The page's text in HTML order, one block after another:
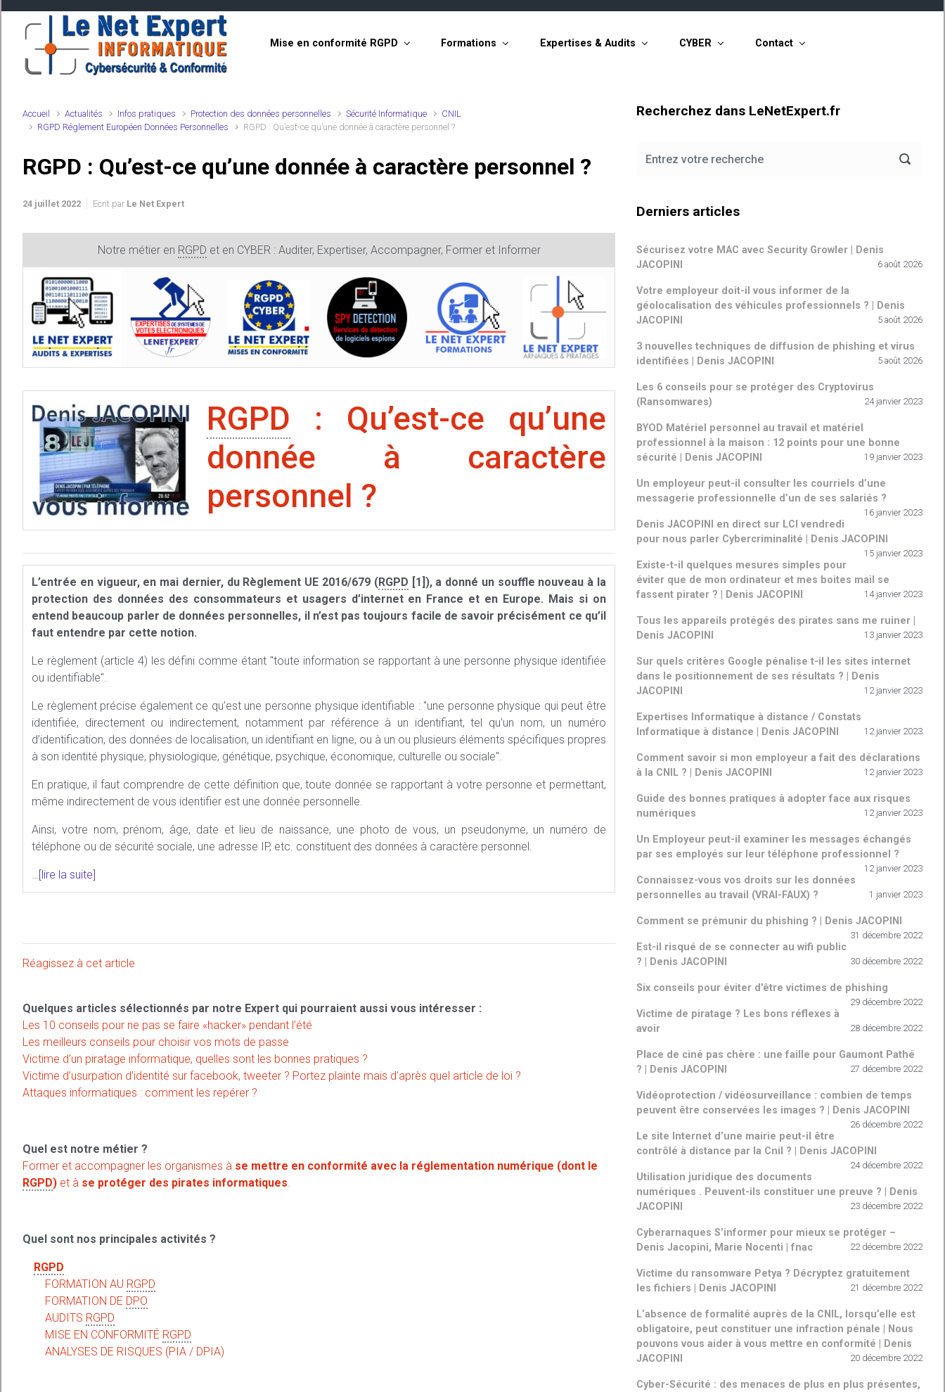
Skip to main content
Mise en conformité RGPD Formations Expertises & Audits CYBER Contact
Accueil Actualités Infos pratiques Protection des données personnelles Sécurité Informatique
CNIL
RGPD Réglement Européen Données Personnelles
RGPD : Qu’est-ce qu’une donnée à caractère personnel ?
RGPD : Qu’est-ce qu’une donnée à caractère personnel ?
24 juillet 2022 Ecrit par Le Net Expert
Notre métier en RGPD et en CYBER : Auditer, Expertiser, Accompagner, Former et Informer
RGPD : Qu’est-ce qu’une
donnée à caractère
personnel ?
L’entrée en vigueur, en mai dernier, du Règlement UE 2016/679 (RGPD [1]), a donné un souffle nouveau à la
protection des données des consommateurs et usagers d’internet en France et en Europe. Mais si on
entend beaucoup parler de données personnelles, il n’est pas toujours facile de savoir précisément ce qu’il
faut entendre par cette notion.
Le règlement (article 4) les défini comme étant toute information se rapportant à une personne physique identifiée
ou identifiable .
Le règlement précise également ce qu’est une personne physique identifiable : une personne physique qui peut être
identifiée, directement ou indirectement, notamment par référence à un identifiant, tel qu’un nom, un numéro
d’identification, des données de localisation, un identifiant en ligne, ou à un ou plusieurs éléments spécifiques propres
à son identité physique, physiologique, génétique, psychique, économique, culturelle ou sociale .
En pratique, il faut comprendre de cette définition que, toute donnée se rapportant à votre personne et permettant,
même indirectement de vous identifier est une donnée personnelle.
Ainsi, votre nom, prénom, âge, date et lieu de naissance, une photo de vous, un pseudonyme, un numéro de
téléphone ou de sécurité sociale, une adresse IP, etc. constituent des données à caractère personnel.
…[lire la suite]
Réagissez à cet article
Quelques articles sélectionnés par notre Expert qui pourraient aussi vous intéresser :
Les 10 conseils pour ne pas se faire «hacker» pendant l’été
Les meilleurs conseils pour choisir vos mots de passe
Victime d'un piratage informatique, quelles sont les bonnes pratiques ?
Victime d’usurpation d’identité sur facebook, tweeter ? Portez plainte mais d’après quel article de loi ?
Attaques informatiques : comment les repérer ?
Quel est notre métier ?
Former et accompagner les organismes à se mettre en conformité avec la réglementation numérique (dont le
RGPD) et à se protéger des pirates informatiques.
Quel sont nos principales activités ?
RGPD
FORMATION AU RGPD
FORMATION DE DPO
AUDITS RGPD
MISE EN CONFORMITÉ RGPD
ANALYSES DE RISQUES (PIA / DPIA)
Recherchez dans LeNetExpert.fr
Derniers articles
Sécurisez votre MAC avec Security Growler | Denis
JACOPINI
6 août 2026
Votre employeur doit-il vous informer de la
géolocalisation des véhicules professionnels ? | Denis
JACOPINI
5 août 2026
3 nouvelles techniques de diffusion de phishing et virus
identifiées | Denis JACOPINI
5 août 2026
Les 6 conseils pour se protéger des Cryptovirus
(Ransomwares)
24 janvier 2023
BYOD Matériel personnel au travail et matériel
professionnel à la maison : 12 points pour une bonne
sécurité | Denis JACOPINI
19 janvier 2023
Un employeur peut-il consulter les courriels d’une
messagerie professionnelle d’un de ses salariés ?
16 janvier 2023
Denis JACOPINI en direct sur LCI vendredi
pour nous parler Cybercriminalité | Denis JACOPINI
15 janvier 2023
Existe-t-il quelques mesures simples pour
éviter que de mon ordinateur et mes boites mail se
fassent pirater ? | Denis JACOPINI
14 janvier 2023
Tous les appareils protégés des pirates sans me ruiner |
Denis JACOPINI
13 janvier 2023
Sur quels critères Google pénalise t-il les sites internet
dans le positionnement de ses résultats ? | Denis
JACOPINI
12 janvier 2023
Expertises Informatique à distance / Constats
Informatique à distance | Denis JACOPINI
12 janvier 2023
Comment savoir si mon employeur a fait des déclarations
à la CNIL ? | Denis JACOPINI
12 janvier 2023
Guide des bonnes pratiques à adopter face aux risques
numériques
12 janvier 2023
Un Employeur peut-il examiner les messages échangés
par ses employés sur leur téléphone professionnel ?
12 janvier 2023
Connaissez-vous vos droits sur les données
personnelles au travail (VRAI-FAUX) ?
1 janvier 2023
Comment se prémunir du phishing ? | Denis JACOPINI
31 décembre 2022
Est-il risqué de se connecter au wifi public
? | Denis JACOPINI
30 décembre 2022
Six conseils pour éviter d’être victimes de phishing
29 décembre 2022
Victime de piratage ? Les bons réflexes à
avoir
28 décembre 2022
Place de ciné pas chère : une faille pour Gaumont Pathé
? | Denis JACOPINI
27 décembre 2022
Vidéoprotection / vidéosurveillance : combien de temps
peuvent être conservées les images ? | Denis JACOPINI
26 décembre 2022
Le site Internet d’une mairie peut-il être
contrôlé à distance par la Cnil ? | Denis JACOPINI
24 décembre 2022
Utilisation juridique des documents
numériques . Peuvent-ils constituer une preuve ? | Denis
JACOPINI
23 décembre 2022
Cyberarnaques S’informer pour mieux se protéger –
Denis Jacopini, Marie Nocenti | fnac
22 décembre 2022
Victime du ransomware Petya ? Décryptez gratuitement
les fichiers | Denis JACOPINI
21 décembre 2022
L’absence de formalité auprès de la CNIL, lorsqu’elle est
obligatoire, peut constituer une infraction pénale | Nous
pouvons vous aider à vous mettre en conformité | Denis
JACOPINI
20 décembre 2022
Cyber-Sécurité : des menaces de plus en plus présentes,